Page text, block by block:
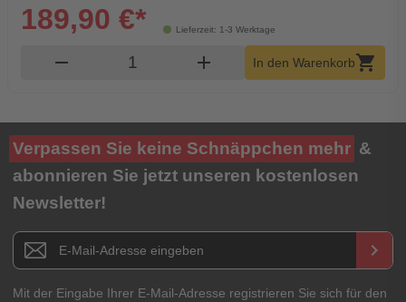
Lieferzeit: 1-3 Werktage
189,90 €*
remove Produkt Warenkorb Menge
add In den Warenkorbshopping_cart
Verpassen Sie keine Schnäppchen mehr &
abonnieren Sie jetzt unseren kostenlosen
Newsletter!
Newsletter E-Mail Adresse keyboard_arrow_right
Mit der Eingabe Ihrer E-Mail-Adresse registrieren Sie sich für den